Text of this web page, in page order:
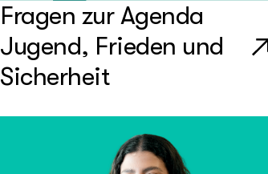
Fragen zur Agenda
Jugend, Frieden und
Sicherheit